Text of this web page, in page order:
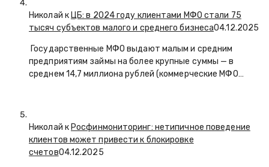
Николай к ЦБ: в 2024 году клиентами МФО стали 75
тысяч субъектов малого и среднего бизнеса04.12.2025
Государственные МФО выдают малым и средним
предприятиям займы на более крупные суммы — в
среднем 14,7 миллиона рублей (коммерческие МФО…
Николай к Росфинмониторинг: нетипичное поведение
клиентов может привести к блокировке
счетов04.12.2025